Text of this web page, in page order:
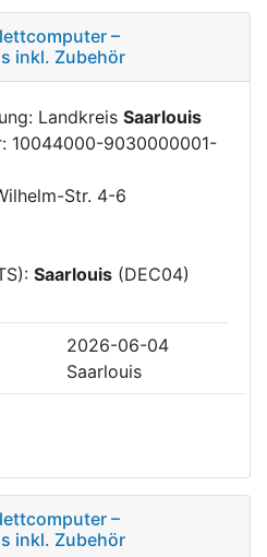
–
inkl. Zubehör
Landkreis Saarlouis
10044000-9030000001-
Str. 4-6
Saarlouis (DEC04)
2026-06-04
Saarlouis
–
inkl. Zubehör